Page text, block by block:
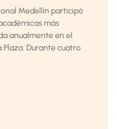
Medellín participó
más
anualmente en el
Durante cuatro